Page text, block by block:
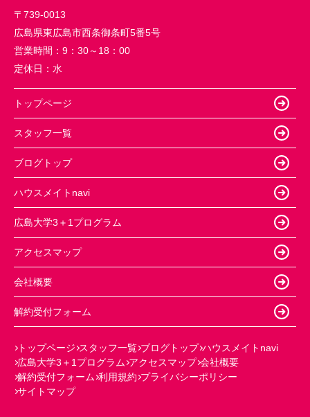
〒739-0013
広島県東広島市西条御条町5番5号
営業時間： 9：30～18：00
定休日： 水
トップページ
スタッフ一覧
ブログトップ
ハウスメイトnavi
広島大学3＋1プログラム
アクセスマップ
会社概要
解約受付フォーム
トップページ スタッフ一覧 ブログトップ ハウスメイトnavi
広島大学3＋1プログラム アクセスマップ 会社概要
解約受付フォーム 利用規約 プライバシーポリシー
サイトマップ